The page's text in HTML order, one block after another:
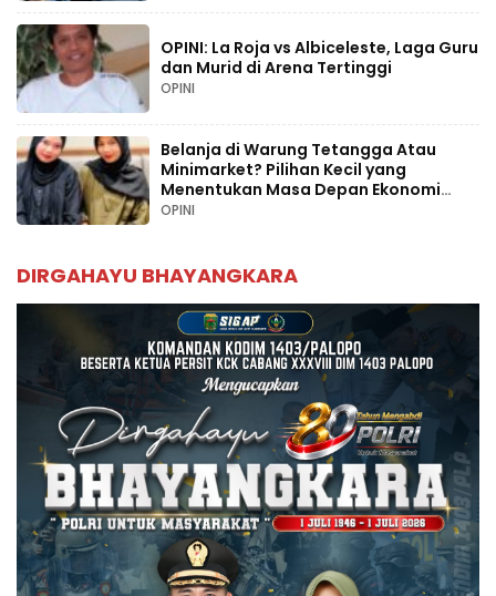
OPINI: La Roja vs Albiceleste, Laga Guru
dan Murid di Arena Tertinggi
OPINI
Belanja di Warung Tetangga Atau
Minimarket? Pilihan Kecil yang
Menentukan Masa Depan Ekonomi
Palopo
OPINI
DIRGAHAYU BHAYANGKARA